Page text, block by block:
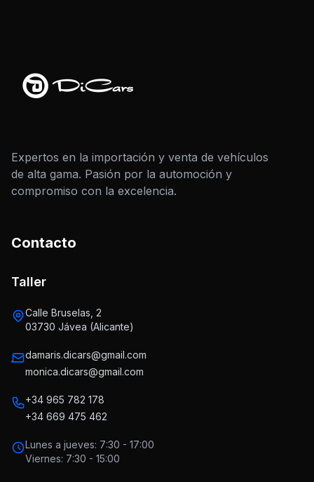
Expertos en la importación y venta de vehículos
de alta gama. Pasión por la automoción y
compromiso con la excelencia.
Contacto
Taller
Calle Bruselas, 2
03730 Jávea (Alicante)
damaris.dicars@gmail.com
monica.dicars@gmail.com
+34 965 782 178
+34 669 475 462
Lunes a jueves: 7:30 - 17:00
Viernes: 7:30 - 15:00